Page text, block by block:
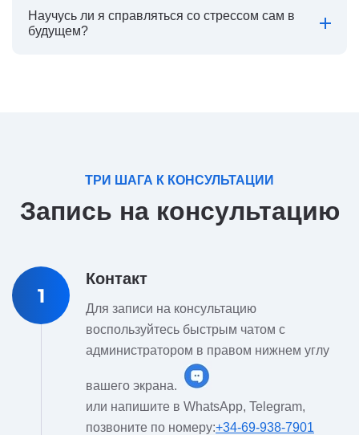
Научусь ли я справляться со стрессом сам в
будущем?
ТРИ ШАГА К КОНСУЛЬТАЦИИ
Запись на консультацию
1
Контакт
Для записи на консультацию
воспользуйтесь быстрым чатом с
администратором в правом нижнем углу
вашего экрана.
или напишите в WhatsApp, Telegram,
позвоните по номеру:+34-69-938-7901